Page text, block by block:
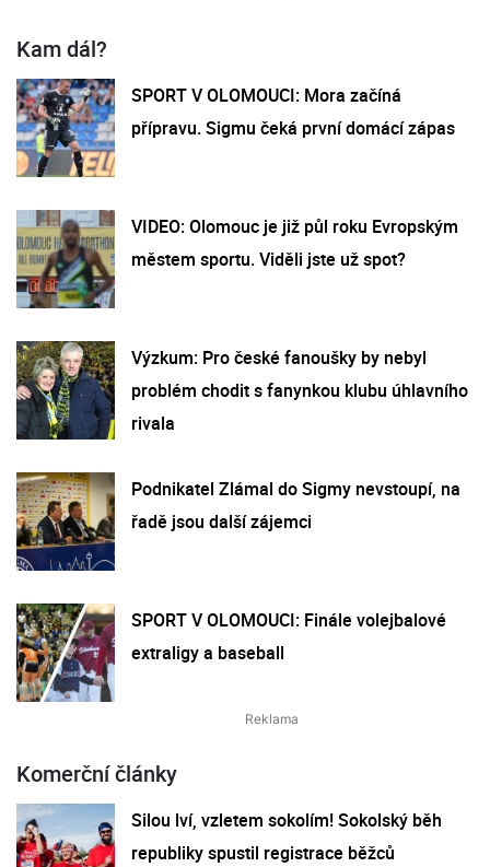
Kam dál?
SPORT V OLOMOUCI: Mora začíná
přípravu. Sigmu čeká první domácí zápas
VIDEO: Olomouc je již půl roku Evropským
městem sportu. Viděli jste už spot?
Výzkum: Pro české fanoušky by nebyl
problém chodit s fanynkou klubu úhlavního
rivala
Podnikatel Zlámal do Sigmy nevstoupí, na
řadě jsou další zájemci
SPORT V OLOMOUCI: Finále volejbalové
extraligy a baseball
Komerční články
Silou lví, vzletem sokolím! Sokolský běh
republiky spustil registrace běžců